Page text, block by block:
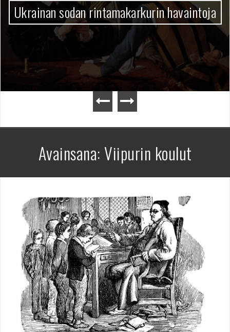
Ukrainan sodan rintamakarkurin havaintoja
Avainsana:Viipurin koulut